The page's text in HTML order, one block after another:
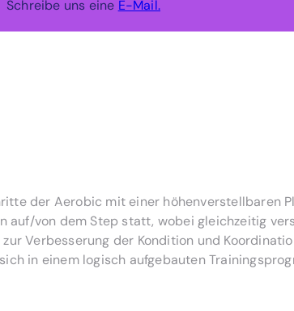
Schreibe uns eine E-Mail.
der Aerobic mit einer höhenverstellbaren
von dem Step statt, wobei gleichzeitig
Verbesserung der Kondition und
in einem logisch aufgebauten